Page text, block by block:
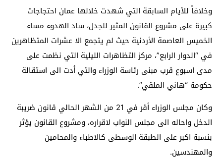
وخلافاً للأيام السابقة التي شهدت خلالها عمان احتجاجات
كبيرة على مشروع القانون المثير للجدل، ساد الهدوء مساء
الخميس العاصمة الأردنية حيث لم يتجمع الا عشرات المتظاهرين
في “الدوار الرابع”، مركز التظاهرات الليلية التي نظمت على
مدى اسبوع قرب مبنى رئاسة الوزراء والتي أدت الى استقالة
حكومة “هاني الملقي”.
وكان مجلس الوزراء أقر في 21 من الشهر الحالي قانون ضريبة
الدخل واحاله الى مجلس النواب لاقراره، ومشروع القانون يؤثر
بنسبة اكبر على الطبقة الوسطى كالاطباء والمحامين
والمهندسين.